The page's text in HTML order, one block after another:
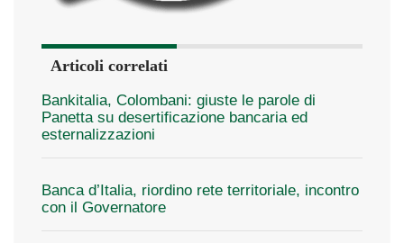
Articoli correlati
Bankitalia, Colombani: giuste le parole di
Panetta su desertificazione bancaria ed
esternalizzazioni
Banca d’Italia, riordino rete territoriale, incontro
con il Governatore